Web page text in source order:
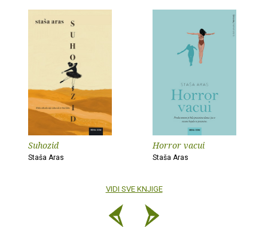
Suhozid
Staša Aras
Horror vacui
Staša Aras
VIDI SVE KNJIGE